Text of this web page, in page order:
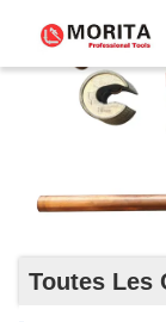
Toutes Les